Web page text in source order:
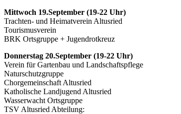
Mittwoch 19.September (19-22 Uhr)
Trachten- und Heimatverein Altusried
Tourismusverein
BRK Ortsgruppe + Jugendrotkreuz
Donnerstag 20.September (19-22 Uhr)
Verein für Gartenbau und Landschaftspflege
Naturschutzgruppe
Chorgemeinschaft Altusried
Katholische Landjugend Altusried
Wasserwacht Ortsgruppe
TSV Altusried Abteilung: